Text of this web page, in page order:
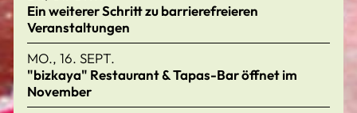
Ein weiterer Schritt zu barrierefreieren
Veranstaltungen
MO., 16. SEPT.
"bizkaya" Restaurant & Tapas-Bar öffnet im
November